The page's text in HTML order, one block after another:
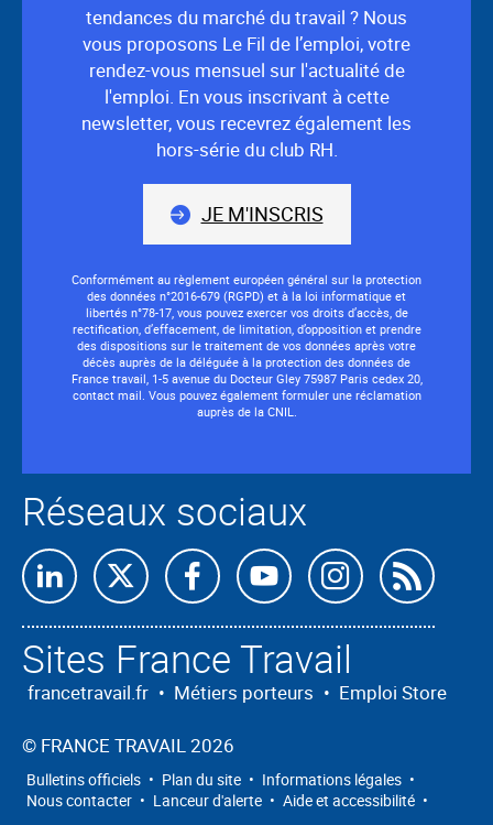
tendances du marché du travail ? Nous
vous proposons Le Fil de l’emploi, votre
rendez-vous mensuel sur l'actualité de
l'emploi. En vous inscrivant à cette
newsletter, vous recevrez également les
hors-série du club RH.
JE M'INSCRIS
Conformément au règlement européen général sur la protection
des données n°2016-679 (RGPD) et à la loi informatique et
libertés n°78-17, vous pouvez exercer vos droits d’accès, de
rectification, d’effacement, de limitation, d’opposition et prendre
des dispositions sur le traitement de vos données après votre
décès auprès de la déléguée à la protection des données de
France travail, 1-5 avenue du Docteur Gley 75987 Paris cedex 20,
contact mail. Vous pouvez également formuler une réclamation
auprès de la CNIL.
Réseaux sociaux
nous
nos
Sites France Travail
francetravail.fr • Métiers porteurs • Emploi Store
© FRANCE TRAVAIL 2026
Bulletins officiels • Plan du site • Informations légales •
Nous contacter • Lanceur d'alerte • Aide et accessibilité •